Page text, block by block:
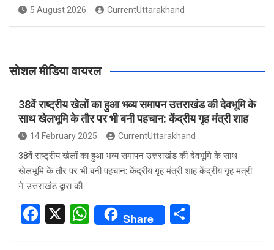
5 August 2026 CurrentUttarakhand
सोशल मीडिया वायरल
38वें राष्ट्रीय खेलों का हुआ भव्य समापन उत्तराखंड की देवभूमि के
साथ खेलभूमि के तौर पर भी बनी पहचान: केंद्रीय गृह मंत्री शाह
14 February 2025 CurrentUttarakhand
38वें राष्ट्रीय खेलों का हुआ भव्य समापन उत्तराखंड की देवभूमि के साथ
खेलभूमि के तौर पर भी बनी पहचान: केंद्रीय गृह मंत्री शाह केंद्रीय गृह मंत्री
ने उत्तराखंड द्वारा की…
F
X
W
Share